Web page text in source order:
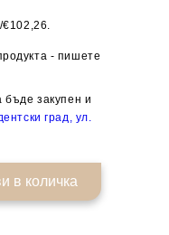
- пишете
закупен и
град, ул.